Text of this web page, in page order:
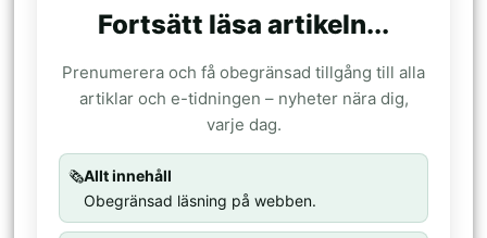
Fortsätt läsa artikeln...
Prenumerera och få obegränsad tillgång till alla
artiklar och e-tidningen – nyheter nära dig,
varje dag.
🗞️Allt innehåll
Obegränsad läsning på webben.